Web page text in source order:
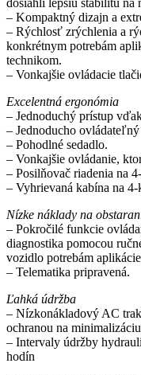
– Kompaktný dizajn a
– Rýchlosť zrýchlenia a
konkrétnym potrebám
technikom.
– Vonkajšie ovládacie
Excelentná ergonómia
– Jednoduchý prístup
– Jednoducho
– Pohodlné sedadlo.
– Vonkajšie ovládanie,
– Posilňovač riadenia na
– Vyhrievaná kabína na
Nízke náklady na
– Pokročilé funkcie
diagnostika pomocou
vozidlo potrebám
– Telematika pripravená.
Ľahká údržba
– Nízkonákladový AC
ochranou na
– Intervaly údržby
hodín